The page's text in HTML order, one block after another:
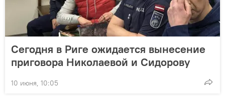
Сегодня в Риге ожидается вынесение
приговора Николаевой и Сидорову
10 июня, 10:05